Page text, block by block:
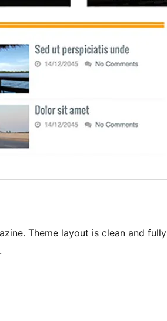
Theme layout is clean and fully